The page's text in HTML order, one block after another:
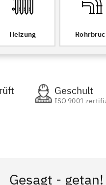
Heizung
Geschult
ISO 9001
Gesagt -